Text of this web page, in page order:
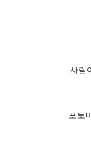
사람
포토